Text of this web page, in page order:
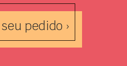
pedido ›